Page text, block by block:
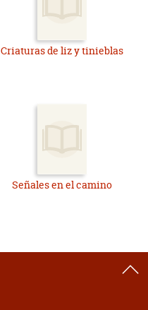
Criaturas de liz y tinieblas
Señales en el camino